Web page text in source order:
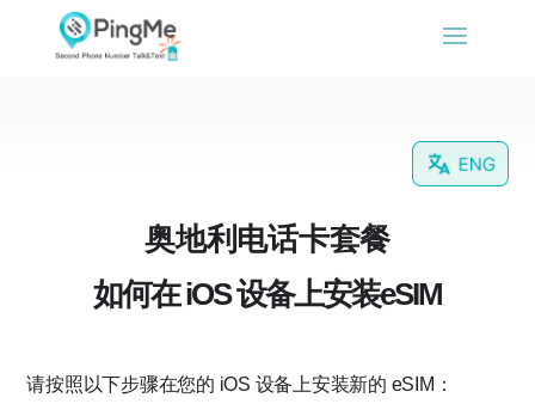
奥地利电话卡套餐
如何在 iOS 设备上安装eSIM
请按照以下步骤在您的 iOS 设备上安装新的 eSIM：